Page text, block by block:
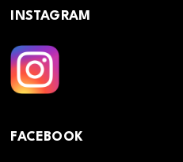
INSTAGRAM
FACEBOOK